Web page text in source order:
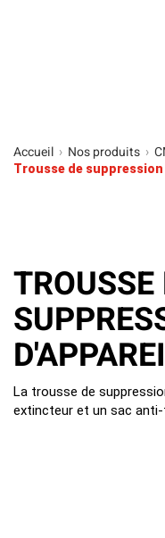
Accueil › Nos produits ›
Trousse de
TROUSSE
La trousse de
extincteur et un sac anti-